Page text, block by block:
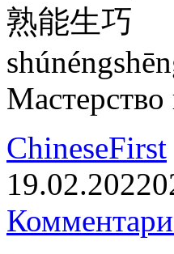
熟能生巧
Мастерство
ChineseFirst
19.02.2022